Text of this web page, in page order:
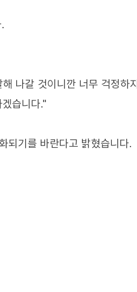
나갈 것이니깐 너무 걱정하지
습니다."
되기를 바란다고 밝혔습니다.